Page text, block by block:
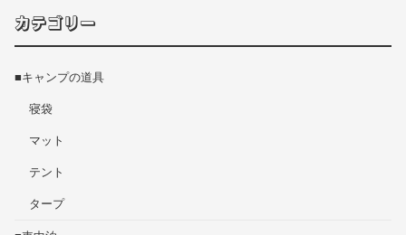
カテゴリー
■キャンプの道具
寝袋
マット
テント
タープ